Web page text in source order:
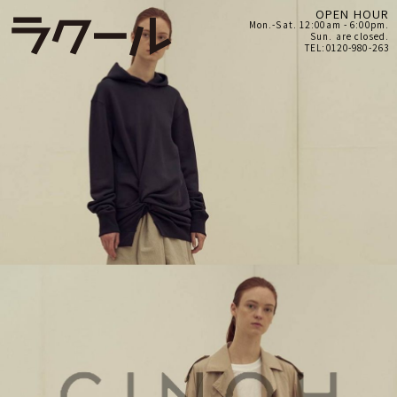
OPEN HOUR
Mon.-Sat. 12:00am - 6:00pm.
Sun. are closed.
TEL:0120-980-263